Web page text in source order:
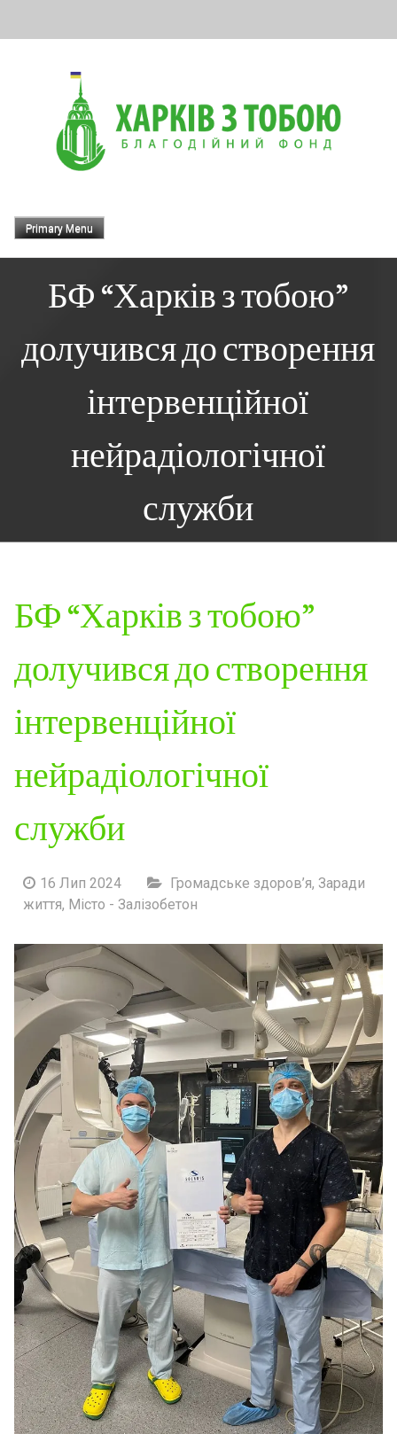
Primary Menu
БФ “Харків з тобою”
долучився до створення
інтервенційної
нейрадіологічної
служби
БФ “Харків з тобою”
долучився до створення
інтервенційної
нейрадіологічної
служби
16 Лип 2024 Громадське здоров’я, Заради
життя, Місто - Залізобетон